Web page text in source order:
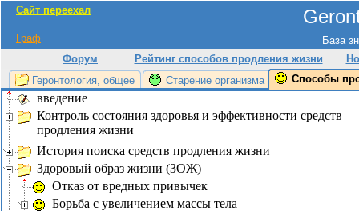
Сайт переехал
База
Граф
Форум
Рейтинг способов продления жизни
Геронтология, общее
Старение организма Способы
введение
Контроль состояния здоровья и эффективности средств
продления жизни
История поиска средств продления жизни
Здоровый образ жизни (ЗОЖ)
Отказ от вредных привычек
Борьба с увеличением массы тела